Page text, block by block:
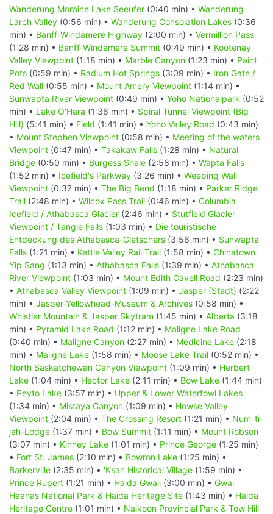
Wanderung Moraine Lake Seeufer (0:40 min) • Wanderung
Larch Valley (0:56 min) • Wanderung Consolation Lakes (0:36
min) • Banff-Windamere Highway (2:00 min) • Vermillion Pass
(1:28 min) • Banff-Windamere Summit (0:49 min) • Kootenay
Valley Viewpoint (1:18 min) • Marble Canyon (1:23 min) • Paint
Pots (0:59 min) • Radium Hot Springs (3:09 min) • Iron Gate /
Red Wall (0:55 min) • Mount Amery Viewpoint (1:14 min) •
Sunwapta River Viewpoint (0:49 min) • Yoho Nationalpark (0:52
min) • Lake O'Hara (1:36 min) • Spiral Tunnel Viewpoint (Big
Hill) (5:41 min) • Field (1:41 min) • Yoho Valley Road (0:43 min)
• Mount Stephen Viewpoint (0:58 min) • Meeting of the waters
Viewpoint (0:47 min) • Takakaw Falls (1:28 min) • Natural
Bridge (0:50 min) • Burgess Shale (2:58 min) • Wapta Falls
(1:52 min) • Icefield's Parkway (3:26 min) • Weeping Wall
Viewpoint (0:37 min) • The Big Bend (1:18 min) • Parker Ridge
Trail (2:48 min) • Wilcox Pass Trail (0:46 min) • Columbia
Icefield / Athabasca Glacier (2:46 min) • Stutfield Glacier
Viewpoint / Tangle Falls (1:03 min) • Die touristische
Entdeckung des Athabasca-Gletschers (3:56 min) • Sunwapta
Falls (1:21 min) • Kettle Valley Rail Trail (1:58 min) • Chinatown
Yip Sang (1:13 min) • Athabasca Falls (1:39 min) • Athabasca
River Viewpoint (1:03 min) • Mount Edith Cavell Road (2:23 min)
• Athabasca Valley Viewpoint (1:09 min) • Jasper (Stadt) (2:22
min) • Jasper-Yellowhead-Museum & Archives (0:58 min) •
Whistler Mountain & Jasper Skytram (1:45 min) • Alberta (3:18
min) • Pyramid Lake Road (1:12 min) • Maligne Lake Road
(0:40 min) • Maligne Canyon (2:27 min) • Medicine Lake (2:18
min) • Maligne Lake (1:58 min) • Moose Lake Trail (0:52 min) •
North Saskatchewan Canyon Viewpoint (1:09 min) • Herbert
Lake (1:04 min) • Hector Lake (2:11 min) • Bow Lake (1:44 min)
• Peyto Lake (3:57 min) • Upper & Lower Waterfowl Lakes
(1:34 min) • Mistaya Canyon (1:09 min) • Howse Valley
Viewpoint (2:04 min) • The Crossing Resort (1:21 min) • Num-ti-
jah-Lodge (1:37 min) • Bow Summit (1:11 min) • Mount Robson
(3:07 min) • Kinney Lake (1:01 min) • Prince George (1:25 min)
• Fort St. James (2:10 min) • Bowron Lake (1:25 min) •
Barkerville (2:35 min) • 'Ksan Historical Village (1:59 min) •
Prince Rupert (1:21 min) • Haida Gwaii (3:00 min) • Gwai
Haanas National Park & Haida Heritage Site (1:43 min) • Haida
Heritage Centre (1:01 min) • Naikoon Provincial Park & Tow Hill